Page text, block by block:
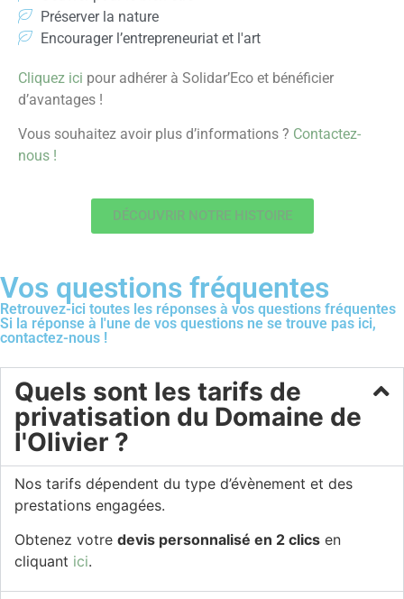
Préserver la nature
Encourager l’entrepreneuriat et l'art
Cliquez ici pour adhérer à Solidar’Eco et bénéficier
d’avantages !
Vous souhaitez avoir plus d’informations ? Contactez-
nous !
DÉCOUVRIR NOTRE HISTOIRE
Vos questions fréquentes
Retrouvez-ici toutes les réponses à vos questions fréquentes
Si la réponse à l'une de vos questions ne se trouve pas ici,
contactez-nous !
Quels sont les tarifs de
privatisation du Domaine de
l'Olivier ?
Nos tarifs dépendent du type d’évènement et des
prestations engagées.
Obtenez votre devis personnalisé en 2 clics en
cliquant ici.